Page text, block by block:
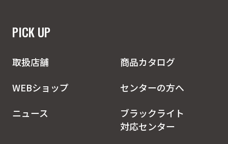
PICK UP
取扱店舗
商品カタログ
WEBショップ
センターの方へ
ニュース
ブラックライト
対応センター